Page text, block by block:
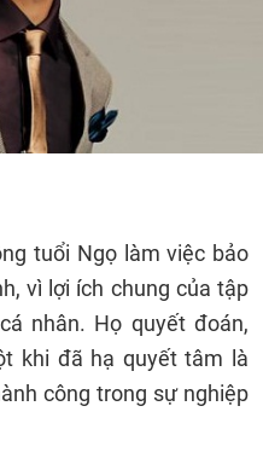
tuổi Ngọ làm việc bảo
vì lợi ích chung của tập
nhân. Họ quyết đoán,
khi đã hạ quyết tâm là
công trong sự nghiệp